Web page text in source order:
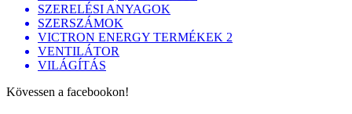
SZERELÉSI ANYAGOK
SZERSZÁMOK
VICTRON ENERGY TERMÉKEK 2
VENTILÁTOR
VILÁGÍTÁS
Kövessen a facebookon!